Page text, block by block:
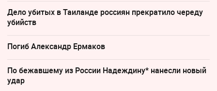
Дело убитых в Таиланде россиян прекратило череду
убийств
Погиб Александр Ермаков
По бежавшему из России Надеждину* нанесли новый
удар